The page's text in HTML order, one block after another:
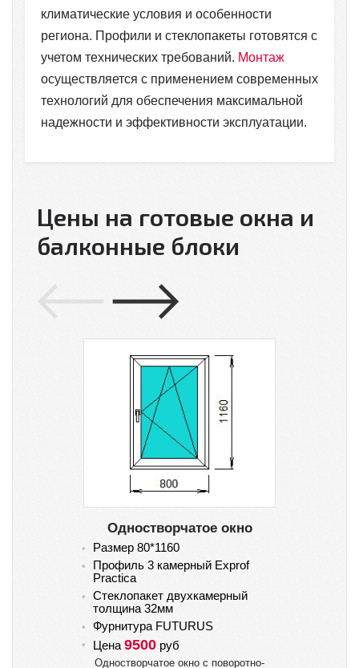
климатические условия и особенности
региона. Профили и стеклопакеты готовятся с
учетом технических требований. Монтаж
осуществляется с применением современных
технологий для обеспечения максимальной
надежности и эффективности эксплуатации.
Цены на готовые окна и
балконные блоки
Одностворчатое окно
Размер 80*1160
Профиль 3 камерный Exprof
Practica
Стеклопакет двухкамерный
толщина 32мм
Фурнитура FUTURUS
Цена 9500 руб
Одностворчатое окно с поворотно-